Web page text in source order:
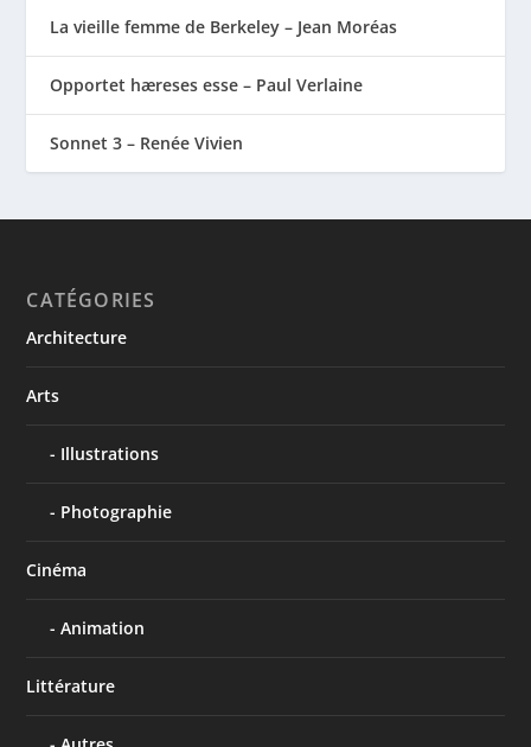
La vieille femme de Berkeley – Jean Moréas
Opportet hæreses esse – Paul Verlaine
Sonnet 3 – Renée Vivien
CATÉGORIES
Architecture
Arts
Illustrations
Photographie
Cinéma
Animation
Littérature